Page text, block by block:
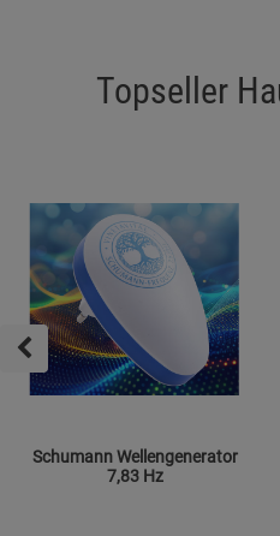
Topseller
Schumann Wellengenerator
7,83 Hz